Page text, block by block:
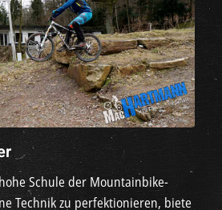
Schule der Mountainbike-
Technik zu perfektionieren, biete